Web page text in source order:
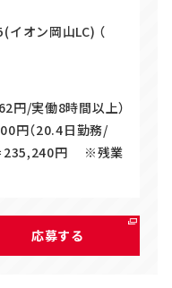
オン岡山LC) （
円/実働8時間以上）
円（20.4日勤務/
＝235,240円 ※残業
応募する